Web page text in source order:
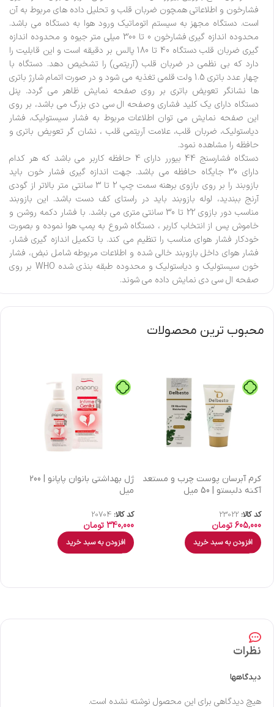
فشارخون و اطلاعاتی همچون ضربان قلب و تحلیل داده های مربوط به آن
است. دستگاه مجهز به سیستم اتوماتیک ورود هوا به دستگاه می باشد.
محدوده اندازه گیری فشارخون 0 تا 300 میلی متر جیوه و محدوده اندازه
گیری ضربان قلب دستگاه 40 تا 180 پالس بر دقیقه است و این قابلیت را
دارد که بی نظمی در ضربان قلب (آریتمی) را تشخیص دهد. دستگاه با
چهار عدد باتری 1.5 ولت قلمی تغذیه می شود و در صورت اتمام شارژ باتری
ها نشانگر تعویض باتری بر روی صفحه نمایش ظاهر می گردد. پنل
دستگاه دارای یک کلید فشاری وصفحه ال سی دی بزرگ می باشد، بر روی
این صفحه نمایش می توان اطلاعات مربوط به فشار سیستولیک، فشار
دیاستولیک، ضربان قلب، علامت آریتمی قلب ، نشان گر تعویض باتری و
حافظه را مشاهده نمود.
دستگاه فشارسنج 44 بیورر دارای 4 حافظه کاربر می باشد که هر کدام
دارای 30 جایگاه حافظه می باشد. جهت اندازه گیری فشار خون باید
بازوبند را بر روی بازوی برهنه سمت چپ 2 تا 3 سانتی متر بالاتر از گودی
آرنج ببندید، لوله بازوبند باید در راستای کف دست باشد. این بازوبند
مناسب دور بازوی 22 تا 30 سانتی متری می باشد. با فشار دکمه روشن و
خاموش پس از انتخاب کاربر ، دستگاه شروع به پمپ هوا نموده و بصورت
خودکار فشار هوای مناسب را تنظیم می کند. با تکمیل اندازه گیری فشار،
فشار هوای داخل بازوبند خالی شده و اطلاعات مربوطه شامل نبض، فشار
خون سیستولیک و دیاستولیک و محدوده طبقه بنذی شده WHO بر روی
صفحه ال سی دی نمایش داده می شوند.
محبوب ترین محصولات
كرم آبرسان پوست چرب و مستعد
آکنه دلبستو | 50 میل
کد کالا: 23022
605,000تومان
افزودن به سبد خرید
ژل بهداشتی بانوان پاپانو | 200
میل
کد کالا: 20704
340,000تومان
افزودن به سبد خرید
نظرات
دیدگاهها
هیچ دیدگاهی برای این محصول نوشته نشده است.